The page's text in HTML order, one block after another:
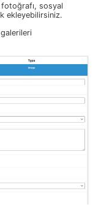
fotoğrafı, sosyal
ekleyebilirsiniz.